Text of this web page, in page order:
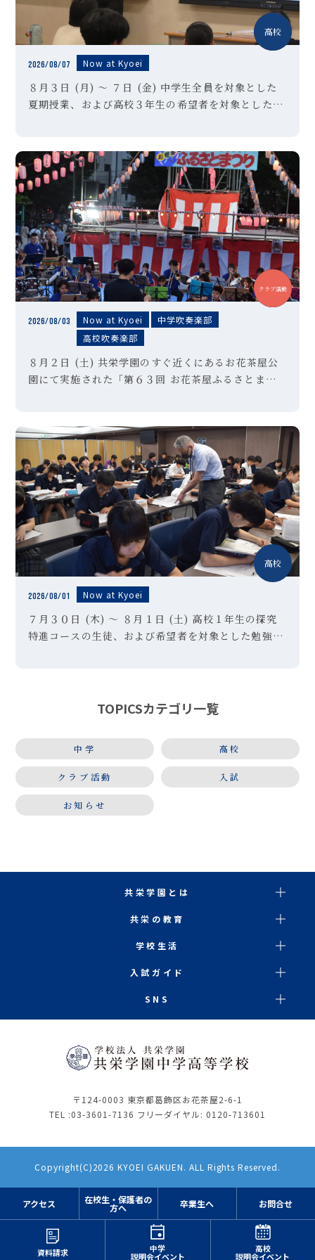
2026/08/07 Now at Kyoei
中学
高校
８月３日 (月) ～ ７日 (金) 中学生全員を対象とした
夏期授業、および高校３年生の希望者を対象とした夏
に負けずに懸命に授 […]
2026/08/03 Now at Kyoei
中学吹奏楽部
高校吹奏楽部
中学
高校
クラブ活動
８月２日 (土) 共栄学園のすぐ近くにあるお花茶屋公
園にて実施された「第６３回 お花茶屋ふるさとまつ
始まり、アンコー […]
2026/08/01 Now at Kyoei
高校
７月３０日 (木) ～ ８月１日 (土) 高校１年生の探究
特進コースの生徒、および希望者を対象とした勉強合
TOPICSカテゴリ一覧
中学 高校
クラブ活動 入試
お知らせ
アクセス 在校生・保護者の
方へ 卒業生へ お問合せ
資料請求 中学
説明会イベント
高校
説明会イベント
共栄学園とは
共栄の教育
学校生活
入試ガイド
SNS
〒124-0003 東京都葛飾区お花茶屋2-6-1
TEL :03-3601-7136 フリーダイヤル: 0120-713601
Copyright(C)2026 KYOEI GAKUEN. ALL Rights Reserved.